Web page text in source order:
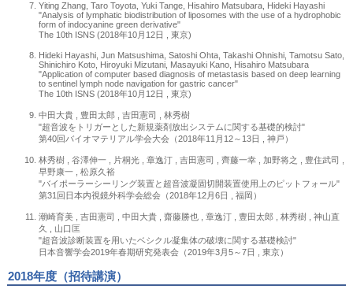
Yiting Zhang, Taro Toyota, Yuki Tange, Hisahiro Matsubara, Hideki Hayashi
"Analysis of lymphatic biodistribution of liposomes with the use of a hydrophobic
form of indocyanine green derivative"
The 10th ISNS (2018年10月12日 , 東京)
Hideki Hayashi, Jun Matsushima, Satoshi Ohta, Takashi Ohnishi, Tamotsu Sato,
Shinichiro Koto, Hiroyuki Mizutani, Masayuki Kano, Hisahiro Matsubara
"Application of computer based diagnosis of metastasis based on deep learning
to sentinel lymph node navigation for gastric cancer"
The 10th ISNS (2018年10月12日 , 東京)
中田大貴 , 豊田太郎 , 吉田憲司 , 林秀樹
"超音波をトリガーとした新規薬剤放出システムに関する基礎的検討"
第40回バイオマテリアル学会大会（2018年11月12～13日 , 神戸）
林秀樹 , 谷澤伸一 , 片桐光 , 章逸汀 , 吉田憲司 , 齊藤一幸 , 加野将之 , 豊住武司 ,
早野康一 , 松原久裕
"バイポーラーシーリング装置と超音波凝固切開装置使用上のピットフォール"
第31回日本内視鏡外科学会総会（2018年12月6日 , 福岡）
潮崎育美 , 吉田憲司 , 中田大貴 , 齋藤勝也 , 章逸汀 , 豊田太郎 , 林秀樹 , 神山直
久 , 山口匡
"超音波診断装置を用いたベシクル凝集体の破壊に関する基礎検討"
日本音響学会2019年春期研究発表会（2019年3月5～7日 , 東京）
2018年度（招待講演）